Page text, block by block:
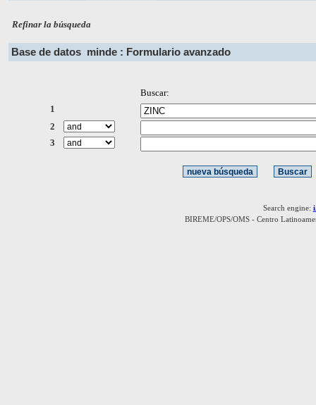
Refinar la búsqueda
Base de datos minde : Formulario avanzado
Buscar:
1
2
3
Search engine:
BIREME/OPS/OMS - Centro